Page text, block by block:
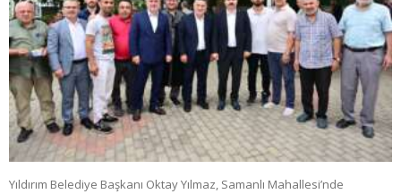
Yıldırım Belediye Başkanı Oktay Yılmaz, Samanlı Mahallesi’nde